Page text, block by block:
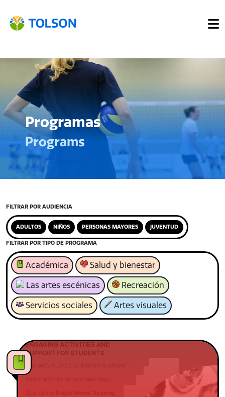
Programas
Programs
FILTRAR POR AUDIENCIA
ADULTOS NIÑOS PERSONAS MAYORES JUVENTUD
FILTRAR POR TIPO DE PROGRAMA
Académica Salud y bienestar
Las artes escénicas Recreación
Servicios sociales Artes visuales